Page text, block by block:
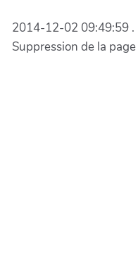
2014-12-02 09:49:59 .
Suppression de la